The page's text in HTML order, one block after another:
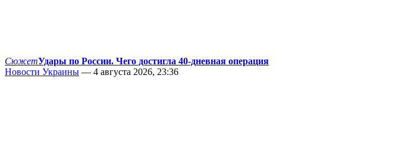
СюжетУдары по России. Чего достигла 40-дневная операция
Новости Украины — 4 августа 2026, 23:36